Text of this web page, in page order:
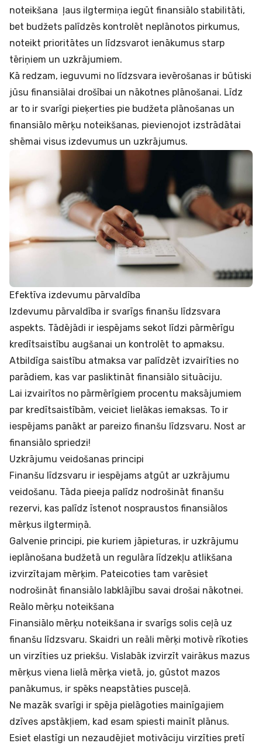
noteikšana ļaus ilgtermiņa iegūt finansiālo stabilitāti,
bet budžets palīdzēs kontrolēt neplānotos pirkumus,
noteikt prioritātes un līdzsvarot ienākumus starp
tēriņiem un uzkrājumiem.
Kā redzam, ieguvumi no līdzsvara ievērošanas ir būtiski
jūsu finansiālai drošībai un nākotnes plānošanai. Līdz
ar to ir svarīgi pieķerties pie budžeta plānošanas un
finansiālo mērķu noteikšanas, pievienojot izstrādātai
shēmai visus izdevumus un uzkrājumus.
Efektīva izdevumu pārvaldība
Izdevumu pārvaldība ir svarīgs finanšu līdzsvara
aspekts. Tādējādi ir iespējams sekot līdzi pārmērīgu
kredītsaistību augšanai un kontrolēt to apmaksu.
Atbildīga saistību atmaksa var palīdzēt izvairīties no
parādiem, kas var pasliktināt finansiālo situāciju.
Lai izvairītos no pārmērīgiem procentu maksājumiem
par kredītsaistībām, veiciet lielākas iemaksas. To ir
iespējams panākt ar pareizo finanšu līdzsvaru. Nost ar
finansiālo spriedzi!
Uzkrājumu veidošanas principi
Finanšu līdzsvaru ir iespējams atgūt ar uzkrājumu
veidošanu. Tāda pieeja palīdz nodrošināt finanšu
rezervi, kas palīdz īstenot nospraustos finansiālos
mērķus ilgtermiņā.
Galvenie principi, pie kuriem jāpieturas, ir uzkrājumu
ieplānošana budžetā un regulāra līdzekļu atlikšana
izvirzītajam mērķim. Pateicoties tam varēsiet
nodrošināt finansiālo labklājību savai drošai nākotnei.
Reālo mērķu noteikšana
Finansiālo mērķu noteikšana ir svarīgs solis ceļā uz
finanšu līdzsvaru. Skaidri un reāli mērķi motivē rīkoties
un virzīties uz priekšu. Vislabāk izvirzīt vairākus mazus
mērķus viena lielā mērķa vietā, jo, gūstot mazos
panākumus, ir spēks neapstāties pusceļā.
Ne mazāk svarīgi ir spēja pielāgoties mainīgajiem
dzīves apstākļiem, kad esam spiesti mainīt plānus.
Esiet elastīgi un nezaudējiet motivāciju virzīties pretī